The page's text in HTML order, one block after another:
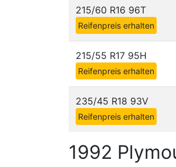
215/60 R16 96T
Reifenpreis erhalten
215/55 R17 95H
Reifenpreis erhalten
235/45 R18 93V
Reifenpreis erhalten
1992